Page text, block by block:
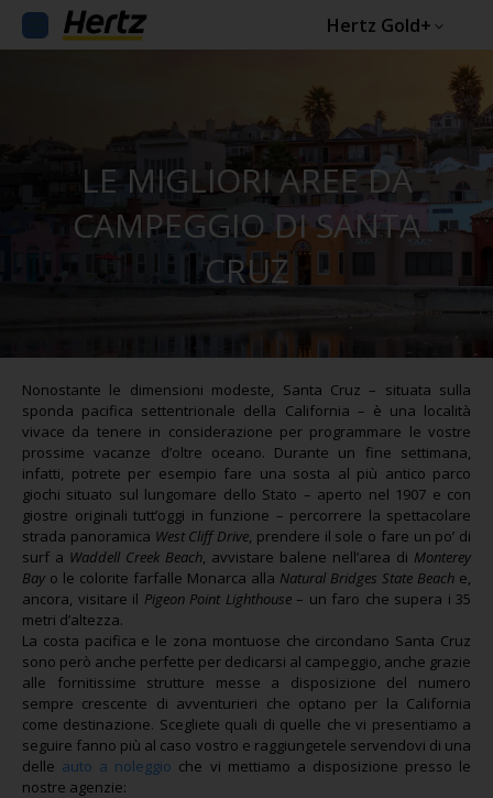
Hertz Gold+
LE MIGLIORI AREE DA
CAMPEGGIO DI SANTA
CRUZ
Nonostante le dimensioni modeste, Santa Cruz – situata sulla
sponda pacifica settentrionale della California – è una località
vivace da tenere in considerazione per programmare le vostre
prossime vacanze d’oltre oceano. Durante un fine settimana,
infatti, potrete per esempio fare una sosta al più antico parco
giochi situato sul lungomare dello Stato – aperto nel 1907 e con
giostre originali tutt’oggi in funzione – percorrere la spettacolare
strada panoramica West Cliff Drive, prendere il sole o fare un po’ di
surf a Waddell Creek Beach, avvistare balene nell’area di Monterey
Bay o le colorite farfalle Monarca alla Natural Bridges State Beach e,
ancora, visitare il Pigeon Point Lighthouse– un faro che supera i 35
metri d’altezza.
La costa pacifica e le zona montuose che circondano Santa Cruz
sono però anche perfette per dedicarsi al campeggio, anche grazie
alle fornitissime strutture messe a disposizione del numero
sempre crescente di avventurieri che optano per la California
come destinazione. Scegliete quali di quelle che vi presentiamo a
seguire fanno più al caso vostro e raggiungetele servendovi di una
delle auto a noleggio che vi mettiamo a disposizione presso le
nostre agenzie: